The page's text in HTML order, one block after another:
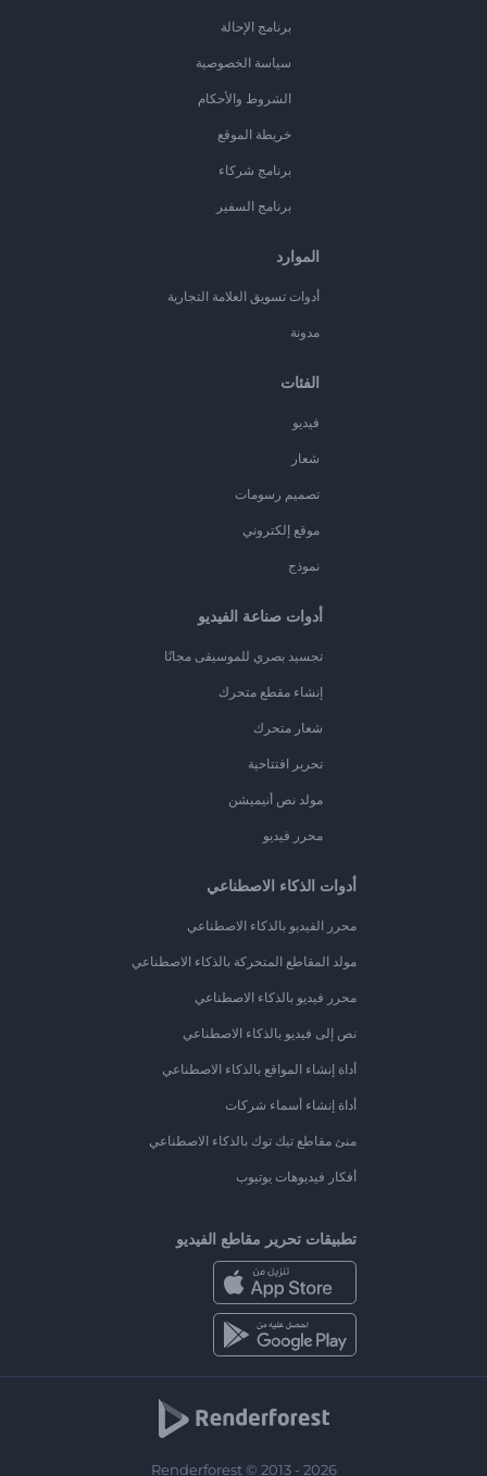
برنامج الإحالة
سياسة الخصوصية
الشروط والأحكام
خريطة الموقع
برنامج شركاء
برنامج السفير
الموارد
أدوات تسويق العلامة التجارية
مدونة
الفئات
فيديو
شعار
تصميم رسومات
موقع إلكتروني
نموذج
أدوات صناعة الفيديو
تجسيد بصري للموسيقى مجانًا
إنشاء مقطع متحرك
شعار متحرك
تحرير افتتاحية
مولد نص أنيميشن
محرر فيديو
أدوات الذكاء الاصطناعي
محرر الفيديو بالذكاء الاصطناعي
مولد المقاطع المتحركة بالذكاء الاصطناعي
محرر فيديو بالذكاء الاصطناعي
نص إلى فيديو بالذكاء الاصطناعي
أداة إنشاء المواقع بالذكاء الاصطناعي
أداة إنشاء أسماء شركات
منئ مقاطع تيك توك بالذكاء الاصطناعي
أفكار فيديوهات يوتيوب
تطبيقات تحرير مقاطع الفيديو
Renderforest © 2013 - 2026